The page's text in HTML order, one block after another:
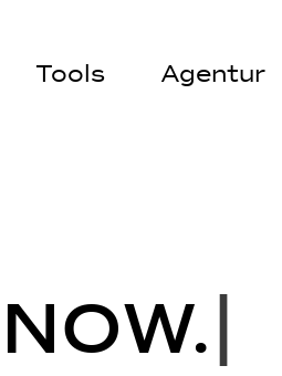
Tools Agentur
NOW.